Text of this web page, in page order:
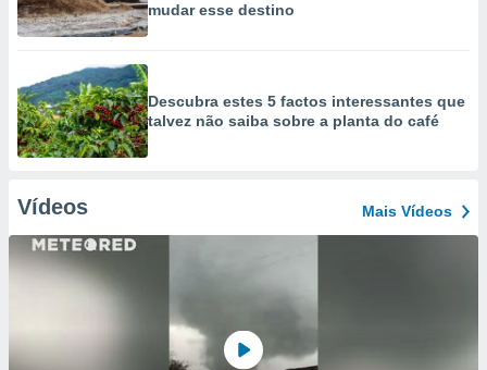
mudar esse destino
Descubra estes 5 factos interessantes que
talvez não saiba sobre a planta do café
Vídeos Mais Vídeos